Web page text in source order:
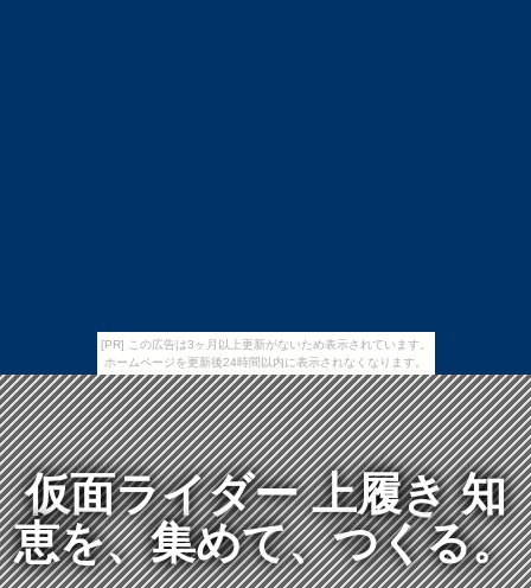
[PR] この広告は3ヶ月以上更新がないため表示されています。
ホームページを更新後24時間以内に表示されなくなります。
仮面ライダー 上履き 知
恵を、集めて、つくる。